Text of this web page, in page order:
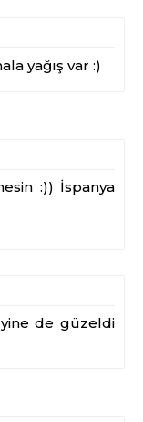
yağış var :)
:)) İspanya
yine de güzeldi